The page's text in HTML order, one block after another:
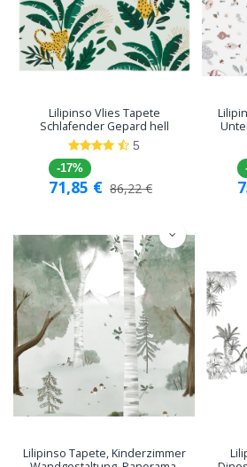
Lilipinso Vlies Tapete
Schlafender Gepard hell
5
-17%
71,85 € 86,22€
Lilipinso Tapete, Kinderzimmer